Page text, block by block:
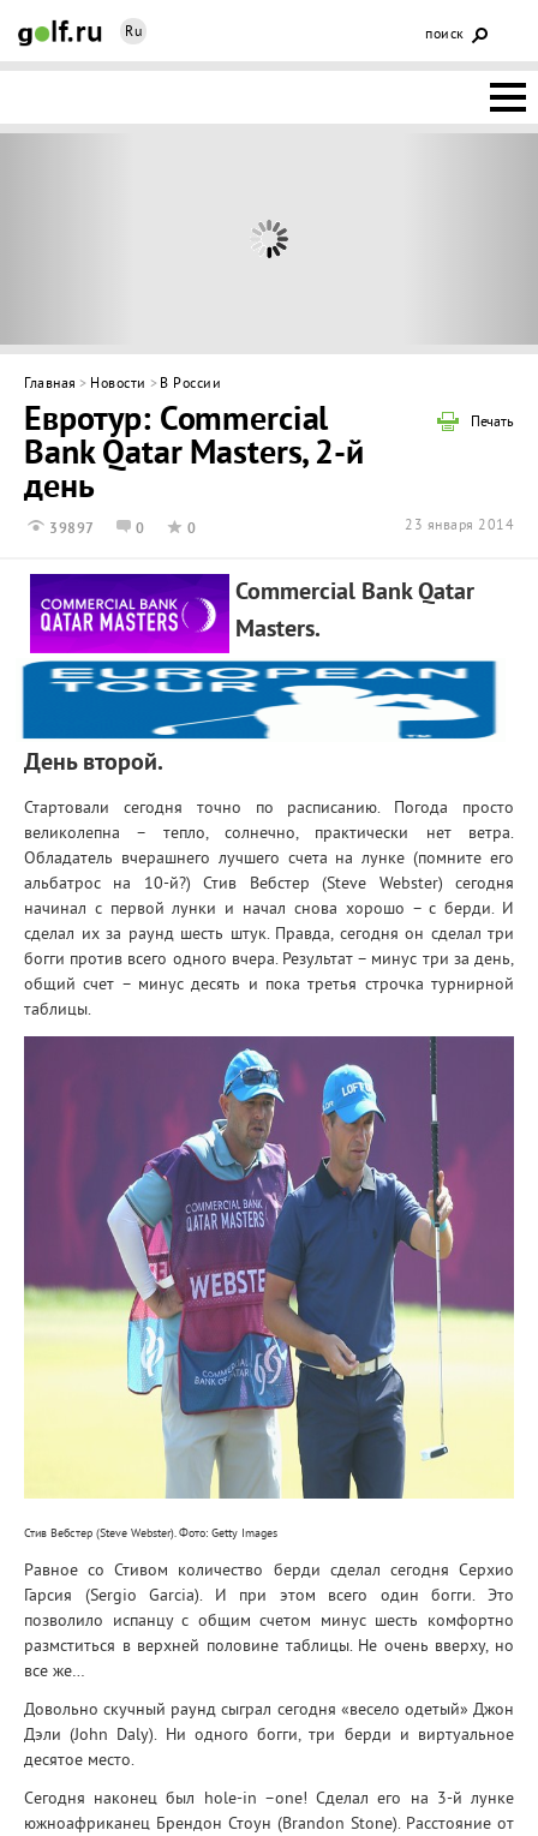
Ru поиск
ГОЛЬФ-
ИНТЕРАКТИВ
НЕДВИЖИМОСТЬ
Главная > Новости > В России
Печать
Евротур: Commercial
Bank Qatar Masters, 2-й
день
39897 0 0 23 января 2014
Commercial Bank Qatar
Masters.
День второй.
Стартовали сегодня точно по расписанию. Погода просто
великолепна – тепло, солнечно, практически нет ветра.
Обладатель вчерашнего лучшего счета на лунке (помните его
альбатрос на 10-й?) Стив Вебстер (Steve Webster) сегодня
начинал с первой лунки и начал снова хорошо – с берди. И
сделал их за раунд шесть штук. Правда, сегодня он сделал три
богги против всего одного вчера. Результат – минус три за день,
общий счет – минус десять и пока третья строчка турнирной
таблицы.
Стив Вебстер (Steve Webster). Фото: Getty Images
Равное со Стивом количество берди сделал сегодня Серхио
Гарсия (Sergio Garcia). И при этом всего один богги. Это
позволило испанцу с общим счетом минус шесть комфортно
размститься в верхней половине таблицы. Не очень вверху, но
все же…
Довольно скучный раунд сыграл сегодня «весело одетый» Джон
Дэли (John Daly). Ни одного богги, три берди и виртуальное
десятое место.
Сегодня наконец был hole-in –one! Сделал его на 3-й лунке
южноафриканец Брендон Стоун (Brandon Stone). Расстояние от